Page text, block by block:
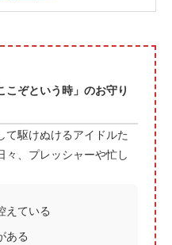
こぞという時」のお守り
て駆けぬけるアイドルた
々、プレッシャーや忙し
えている
ある